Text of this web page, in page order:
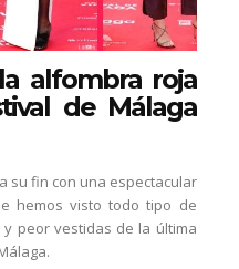
alfombra roja
de Málaga
su fin con una espectacular
hemos visto todo tipo de
peor vestidas de la última